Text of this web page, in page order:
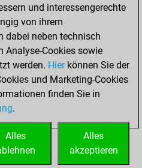
0
0
und interessengerechte
von ihrem
dabei neben technisch
Analyse-Cookies sowie
werden. Hierkönnen Sie der
und Marketing-Cookies
finden Sie in
.
Alles
akzeptieren
Alles